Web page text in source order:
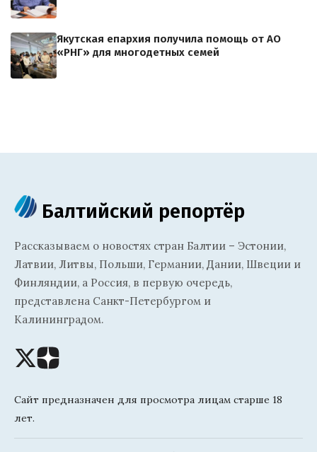
Якутская епархия получила помощь от АО
«РНГ» для многодетных семей
Балтийский репортёр
Рассказываем о новостях стран Балтии – Эстонии,
Латвии, Литвы, Польши, Германии, Дании, Швеции и
Финляндии, а Россия, в первую очередь,
представлена Санкт-Петербургом и
Калининградом.
Сайт предназначен для просмотра лицам старше 18
лет.